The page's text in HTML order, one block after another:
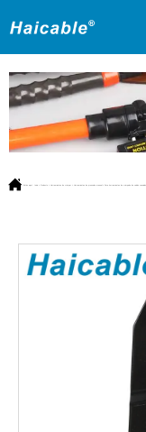
 Estás aquí: Producto Para herramientas de crimpado de cables coaxiales